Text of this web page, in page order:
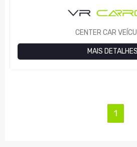
CENTER CAR
MAIS DETALHES
1